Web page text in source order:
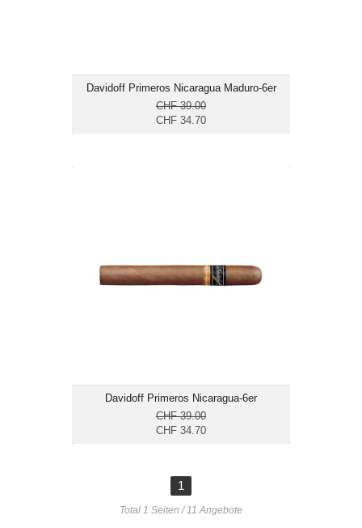
Davidoff Primeros Nicaragua Maduro-6er
CHF 39.00
CHF 34.70
Davidoff Primeros Nicaragua-6er
CHF 39.00
CHF 34.70
Länge: 10.4
1
Total 1 Seiten / 11 Angebote